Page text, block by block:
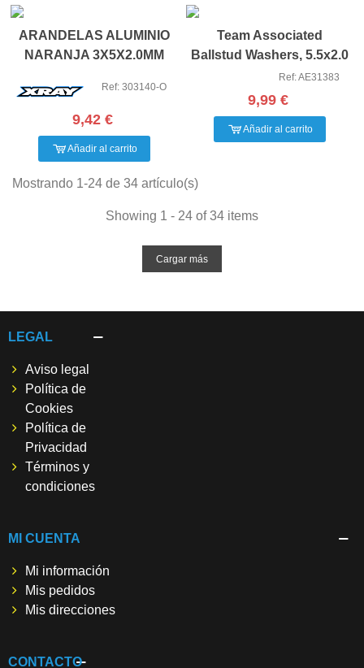
ARANDELAS ALUMINIO
NARANJA 3X5X2.0MM
Ref: 303140-O
9,42 €
Añadir al carrito
Team Associated
Ballstud Washers, 5.5x2.0
mm, blue aluminum
Ref: AE31383
9,99 €
Añadir al carrito
Mostrando 1-24 de 34 artículo(s)
Showing 1 - 24 of 34 items
Cargar más
LEGAL
Aviso legal
Política de
Cookies
Política de
Privacidad
Términos y
condiciones
MI CUENTA
Mi información
Mis pedidos
Mis direcciones
CONTACTO